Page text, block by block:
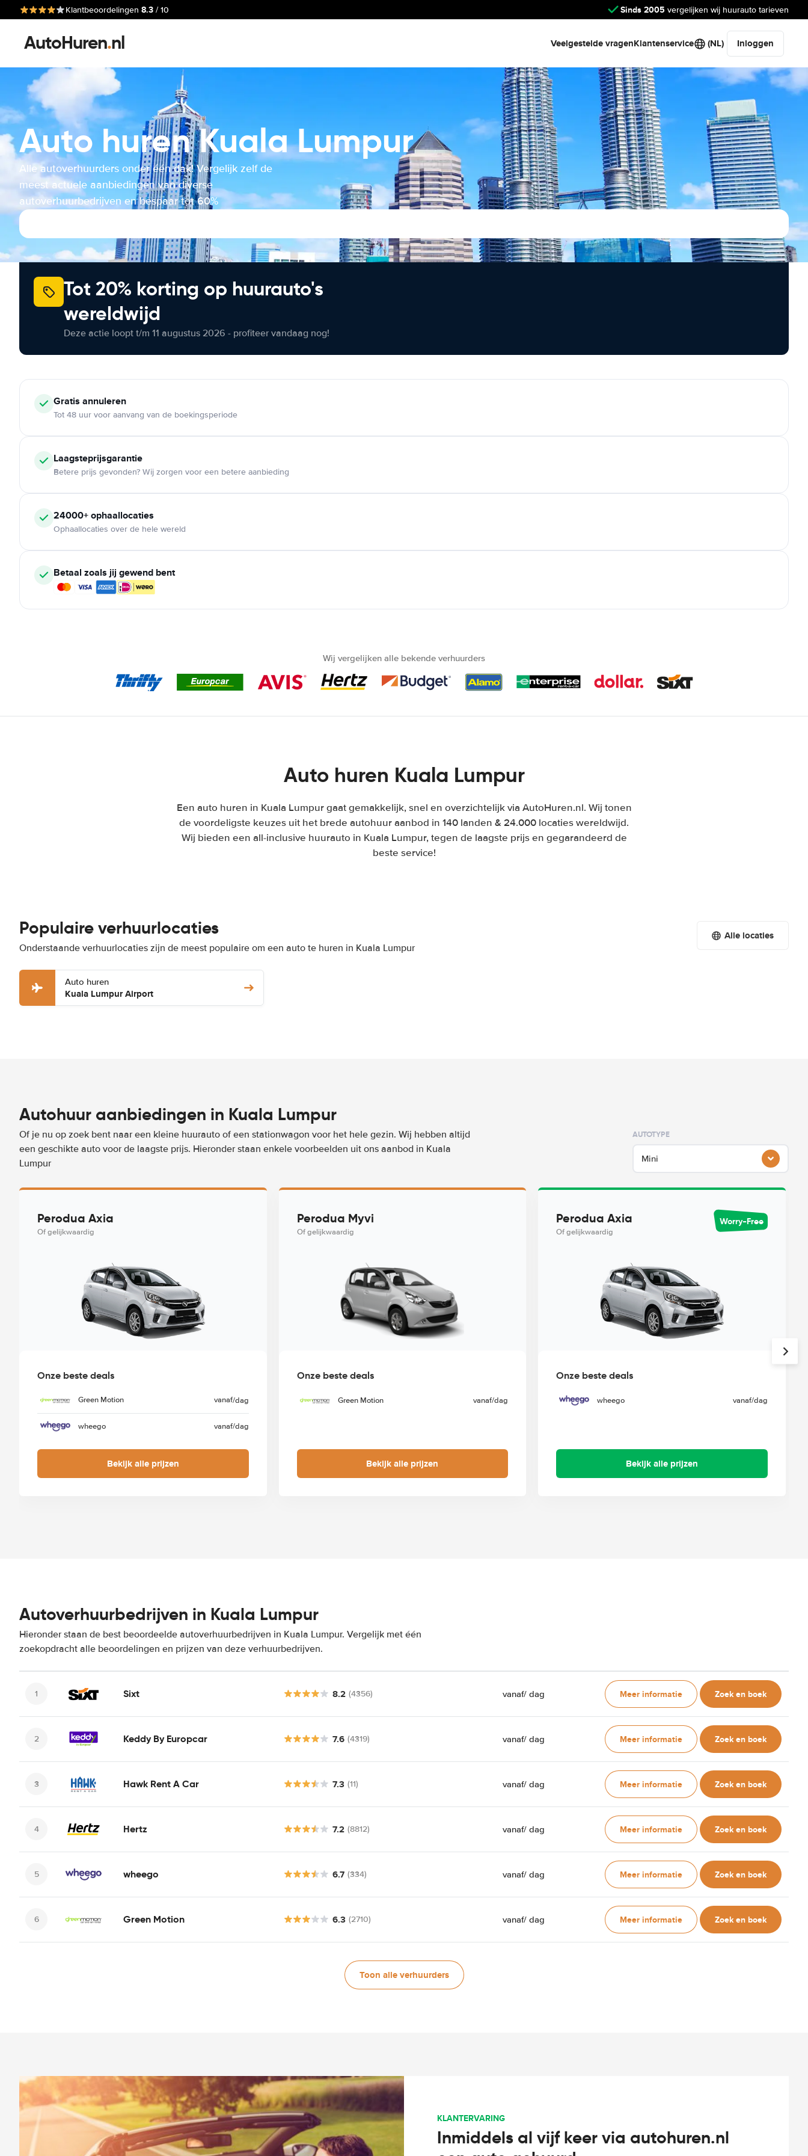
Klantbeoordelingen 8.3 / 10 Sinds 2005 vergelijken wij huurauto tarieven
AutoHuren.nl Veelgestelde vragenKlantenservice (NL) Inloggen
Auto huren Kuala Lumpur
Alle autoverhuurders onder één dak! Vergelijk zelf de
meest actuele aanbiedingen van diverse
autoverhuurbedrijven en bespaar tot 60%
Tot 20% korting op huurauto's
wereldwijd
Deze actie loopt t/m 11 augustus 2026 - profiteer vandaag nog!
Gratis annuleren
Tot 48 uur voor aanvang van de boekingsperiode
Laagsteprijsgarantie
Betere prijs gevonden? Wij zorgen voor een betere aanbieding
24000+ ophaallocaties
Ophaallocaties over de hele wereld
Betaal zoals jij gewend bent
Wij vergelijken alle bekende verhuurders
Auto huren Kuala Lumpur
Een auto huren in Kuala Lumpur gaat gemakkelijk, snel en overzichtelijk via AutoHuren.nl. Wij tonen
de voordeligste keuzes uit het brede autohuur aanbod in 140 landen & 24.000 locaties wereldwijd.
Wij bieden een all-inclusive huurauto in Kuala Lumpur, tegen de laagste prijs en gegarandeerd de
beste service!
Populaire verhuurlocaties
Onderstaande verhuurlocaties zijn de meest populaire om een auto te huren in Kuala Lumpur
Alle locaties
Auto huren
Kuala Lumpur Airport
Autohuur aanbiedingen in Kuala Lumpur
Of je nu op zoek bent naar een kleine huurauto of een stationwagon voor het hele gezin. Wij hebben altijd
een geschikte auto voor de laagste prijs. Hieronder staan enkele voorbeelden uit ons aanbod in Kuala
Lumpur
AUTOTYPE
Mini
Perodua Axia
Of gelijkwaardig
Onze beste deals
Green Motion vanaf/dag
wheego vanaf/dag
Bekijk alle prijzen
Perodua Myvi
Of gelijkwaardig
Onze beste deals
Green Motion vanaf/dag
Bekijk alle prijzen
Perodua Axia
Of gelijkwaardig
Worry-Free
Onze beste deals
wheego vanaf/dag
Bekijk alle prijzen
Autoverhuurbedrijven in Kuala Lumpur
Hieronder staan de best beoordeelde autoverhuurbedrijven in Kuala Lumpur. Vergelijk met één
zoekopdracht alle beoordelingen en prijzen van deze verhuurbedrijven.
Sixt 8.2 (4356) vanaf/ dag Meer informatie Zoek en boek
Keddy By Europcar 7.6 (4319) vanaf/ dag Meer informatie Zoek en boek
Hawk Rent A Car 7.3 (11) vanaf/ dag Meer informatie Zoek en boek
Hertz 7.2 (8812) vanaf/ dag Meer informatie Zoek en boek
wheego 6.7 (334) vanaf/ dag Meer informatie Zoek en boek
Green Motion 6.3 (2710) vanaf/ dag Meer informatie Zoek en boek
Toon alle verhuurders
KLANTERVARING
Inmiddels al vijf keer via autohuren.nl